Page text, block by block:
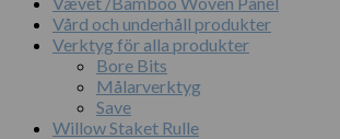
Vård och underhåll produkter
Verktyg för alla produkter
Bore Bits
Målarverktyg
Save
Willow Staket Rulle